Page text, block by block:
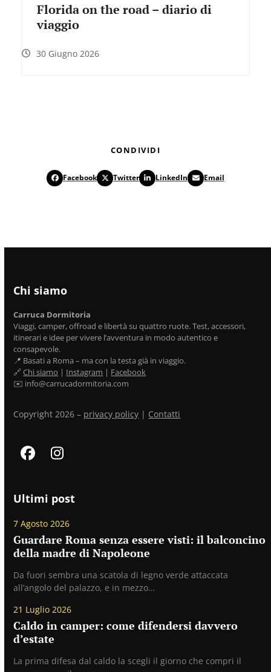
Florida on the road – diario di
viaggio
30 Giugno 2026
CONDIVIDI
Facebook Twitter LinkedIn Email
Chi siamo
Carruca Dormitoria
Viaggi, camper, offroad e libertà su quattro ruote. Test, accessori,
itinerari e idee per vivere l’avventura in modo autentico e
consapevole.
📍 Basati a Roma – ma con la testa già in viaggio.
🔗Chi siamo | Instagram | Facebook
✉️ info@carrucadormitoria.com
Copyright 2026 – privacy policy | Contatti
FacebookInstagram
Ultimi post
7 Agosto 2026
Guardare Roma senza essere visti: il balconcino
della madre di Napoleone
Da fuori sembra una scatola di legno verde attaccata
all’angolo del palazzo, e in mezzo…
21 Luglio 2026
Caldo in camper: come difendersi davvero
d’estate
La prima difesa dal caldo la scegli il giorno che compri il